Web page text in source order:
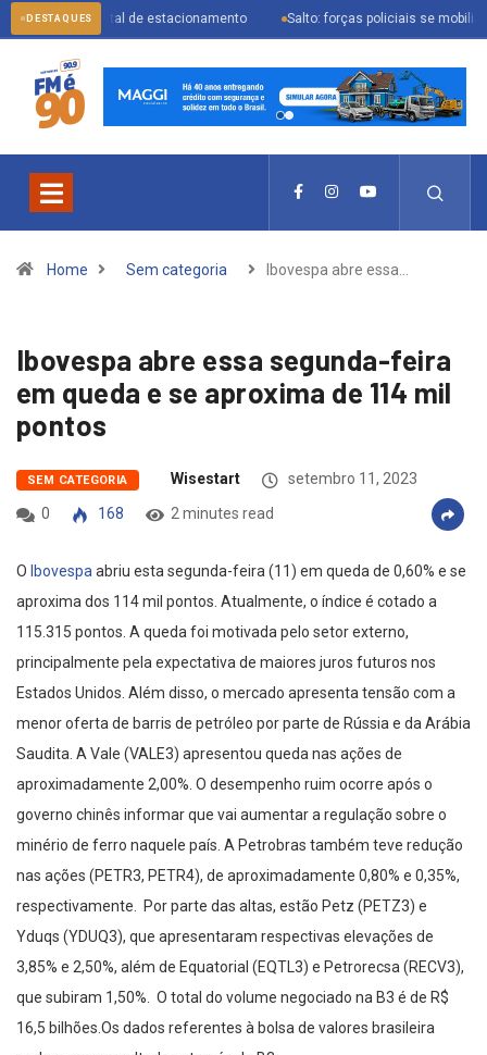
DESTAQUES
de estacionamento Salto: forças policiais se mobilizam para
Home Sem categoria Ibovespa abre essa…
Ibovespa abre essa segunda-feira
em queda e se aproxima de 114 mil
pontos
SEM CATEGORIA Wisestart
setembro 11, 2023
0
168 2 minutes read
O Ibovespa abriu esta segunda-feira (11) em queda de 0,60% e se
aproxima dos 114 mil pontos. Atualmente, o índice é cotado a
115.315 pontos. A queda foi motivada pelo setor externo,
principalmente pela expectativa de maiores juros futuros nos
Estados Unidos. Além disso, o mercado apresenta tensão com a
menor oferta de barris de petróleo por parte de Rússia e da Arábia
Saudita. A Vale (VALE3) apresentou queda nas ações de
aproximadamente 2,00%. O desempenho ruim ocorre após o
governo chinês informar que vai aumentar a regulação sobre o
minério de ferro naquele país. A Petrobras também teve redução
nas ações (PETR3, PETR4), de aproximadamente 0,80% e 0,35%,
respectivamente. Por parte das altas, estão Petz (PETZ3) e
Yduqs (YDUQ3), que apresentaram respectivas elevações de
3,85% e 2,50%, além de Equatorial (EQTL3) e Petrorecsa (RECV3),
que subiram 1,50%. O total do volume negociado na B3 é de R$
16,5 bilhões.Os dados referentes à bolsa de valores brasileira